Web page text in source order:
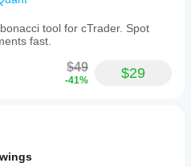
tool for cTrader. Spot
fast.
$49
-41% $29